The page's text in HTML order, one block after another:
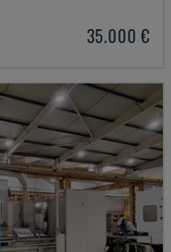
35.000 €